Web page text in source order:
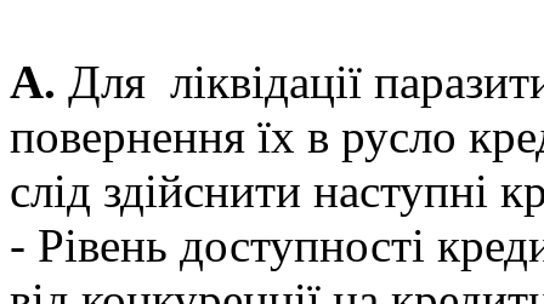
А. Для ліквідації
повернення їх в русло
слід здійснити наступні
- Рівень доступності